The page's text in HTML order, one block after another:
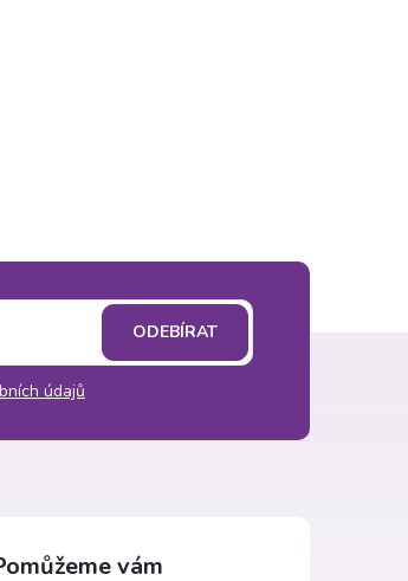
údajů
ODEBÍRAT